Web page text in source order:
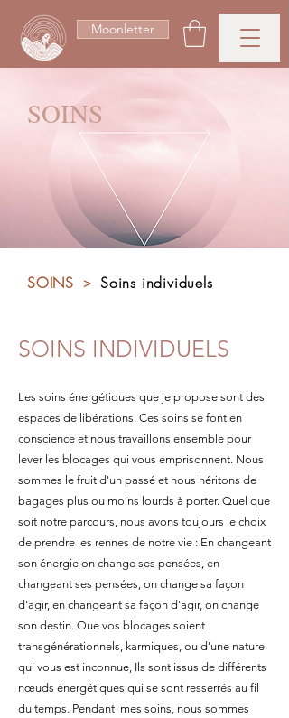
Moonletter
SOINS
SOINS > Soins individuels
SOINS INDIVIDUELS
Les soins énergétiques que je propose sont des
espaces de libérations. Ces soins se font en
conscience et nous travaillons ensemble pour
lever les blocages qui vous emprisonnent. Nous
sommes le fruit d'un passé et nous héritons de
bagages plus ou moins lourds à porter. Quel que
soit notre parcours, nous avons toujours le choix
de prendre les rennes de notre vie : En changeant
son énergie on change ses pensées, en
changeant ses pensées, on change sa façon
d'agir, en changeant sa façon d'agir, on change
son destin. Que vos blocages soient
transgénérationnels, karmiques, ou d'une nature
qui vous est inconnue, Ils sont issus de différents
nœuds énergétiques qui se sont resserrés au fil
du temps. Pendant mes soins, nous sommes